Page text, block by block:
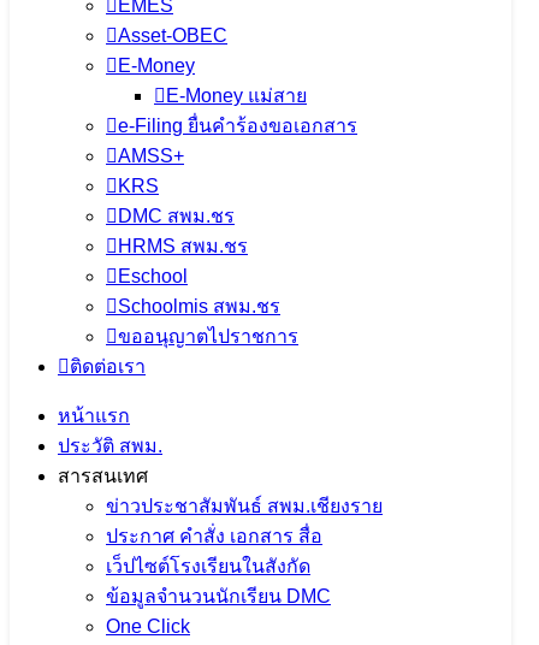
EMES
Asset-OBEC
E-Money
E-Money แม่สาย
e-Filing ยื่นคำร้องขอเอกสาร
AMSS+
KRS
DMC สพม.ชร
HRMS สพม.ชร
Eschool
Schoolmis สพม.ชร
ขออนุญาตไปราชการ
ติดต่อเรา
หน้าแรก
ประวัติ สพม.
สารสนเทศ
ข่าวประชาสัมพันธ์ สพม.เชียงราย
ประกาศ คำสั่ง เอกสาร สื่อ
เว็ปไซต์โรงเรียนในสังกัด
ข้อมูลจำนวนนักเรียน DMC
One Click
จำนวนผู้ชม: 1,343
เนื้อหาอื่นๆ
การประชุมคณะกรรมการขับเคลื่อน